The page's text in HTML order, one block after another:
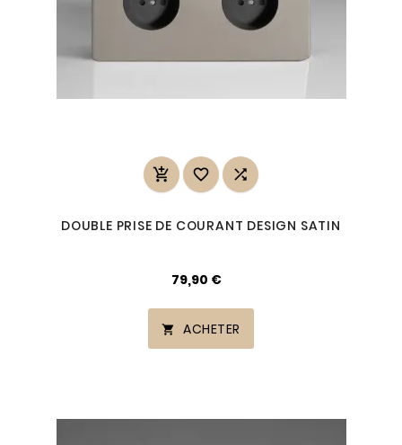
  
DOUBLE PRISE DE COURANT DESIGN SATIN
79,90 €
 ACHETER